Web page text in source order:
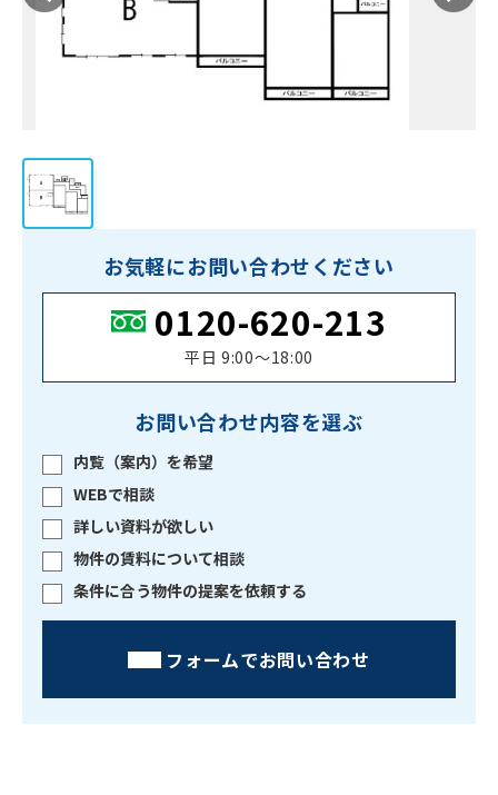
お気軽にお問い合わせください
0120-620-213
平日 9:00〜18:00
お問い合わせ内容を選ぶ
内覧（案内）を希望
WEBで相談
詳しい資料が欲しい
物件の賃料について相談
条件に合う物件の提案を依頼する
フォームでお問い合わせ